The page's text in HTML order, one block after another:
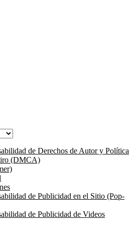
de Derechos de Autor y Política
(DMCA)
de Publicidad en el Sitio (Pop-
de Publicidad de Videos